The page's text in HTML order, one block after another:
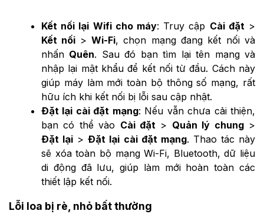
Kết nối lại Wifi cho máy: Truy cập Cài đặt >
Kết nối >Wi-Fi, chọn mạng đang kết nối và
nhấn Quên. Sau đó bạn tìm lại tên mạng và
nhập lại mật khẩu để kết nối từ đầu. Cách này
giúp máy làm mới toàn bộ thông số mạng, rất
hữu ích khi kết nối bị lỗi sau cập nhật.
Đặt lại cài đặt mạng: Nếu vẫn chưa cải thiện,
bạn có thể vào Cài đặt > Quản lý chung>
Đặt lại >Đặt lại cài đặt mạng. Thao tác này
sẽ xóa toàn bộ mạng Wi-Fi, Bluetooth, dữ liệu
di động đã lưu, giúp làm mới hoàn toàn các
thiết lập kết nối.
Lỗi loa bị rè, nhỏ bất thường